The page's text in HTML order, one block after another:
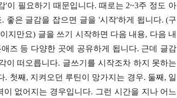
이 필요하기 때문입니다. 때로는 2~3주 정도 아
좋은 글감을 잡으면 글을 '시작'하게 됩니다. (구
지만요) 글을 쓰기 시작하면 다음 내용, 다음 내
즈 등 다양한 곳에 공유하게 됩니다. 근데 글감
이 떠오릅니다. 글쓰기를 시작조차 하지 못하는
첫째, 지켜오던 루틴이 망가지는 경우. 둘째, 일
없어지는 경우입니다. 그런 시간을 지나 어느